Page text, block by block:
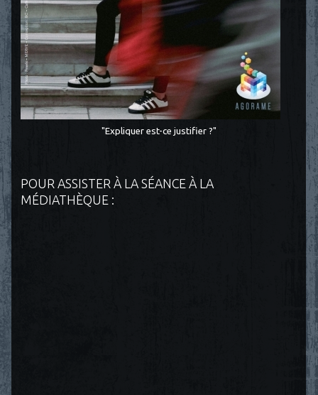
"Expliquer est-ce justifier ?"
POUR ASSISTER À LA SÉANCE À LA
MÉDIATHÈQUE :